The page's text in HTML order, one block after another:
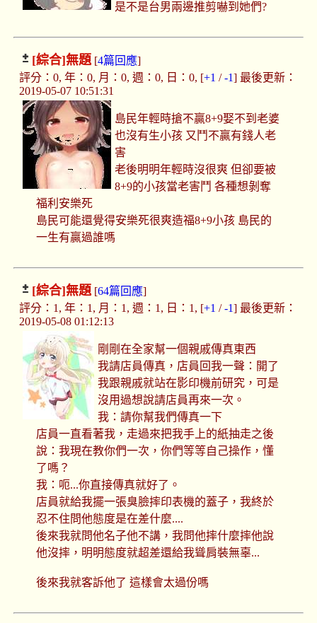
是不是台男兩邊推剪嚇到她們?
[綜合]無題[4篇回應]
評分：0, 年：0, 月：0, 週：0, 日：0, [+1 /-1] 最後更新：
2019-05-07 10:51:31
島民年輕時搶不贏8+9娶不到老婆
也沒有生小孩 又鬥不贏有錢人老
害
老後明明年輕時沒很爽 但卻要被
8+9的小孩當老害鬥 各種想剝奪
福利安樂死
島民可能還覺得安樂死很爽造福8+9小孩 島民的
一生有贏過誰嗎
[綜合]無題[64篇回應]
評分：1, 年：1, 月：1, 週：1, 日：1, [+1 /-1] 最後更新：
2019-05-08 01:12:13
剛剛在全家幫一個親戚傳真東西
我請店員傳真，店員回我一聲：開了
我跟親戚就站在影印機前研究，可是
沒用過想說請店員再來一次。
我：請你幫我們傳真一下
店員一直看著我，走過來把我手上的紙抽走之後
說：我現在教你們一次，你們等等自己操作，懂
了嗎？
我：呃...你直接傳真就好了。
店員就給我擺一張臭臉摔印表機的蓋子，我終於
忍不住問他態度是在差什麼....
後來我就問他名子他不講，我問他摔什麼摔他說
他沒摔，明明態度就超差還給我聳肩裝無辜...
後來我就客訴他了 這樣會太過份嗎